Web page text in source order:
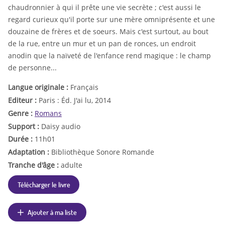
chaudronnier à qui il prête une vie secrète ; c'est aussi le
regard curieux qu'il porte sur une mère omniprésente et une
douzaine de frères et de soeurs. Mais c'est surtout, au bout
de la rue, entre un mur et un pan de ronces, un endroit
anodin que la naïveté de l'enfance rend magique : le champ
de personne...
Langue originale : Français
Editeur : Paris : Éd. J'ai lu, 2014
Genre : Romans
Support : Daisy audio
Durée : 11h01
Adaptation : Bibliothèque Sonore Romande
Tranche d'âge : adulte
Télécharger le livre
Ajouter à ma liste